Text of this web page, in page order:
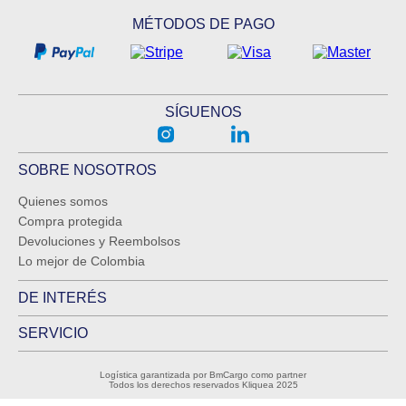
MÉTODOS DE PAGO
SÍGUENOS
SOBRE NOSOTROS
Quienes somos
Compra protegida
Devoluciones y Reembolsos
Lo mejor de Colombia
DE INTERÉS
SERVICIO
Logística garantizada por BmCargo como partner
Todos los derechos reservados Kliquea 2025